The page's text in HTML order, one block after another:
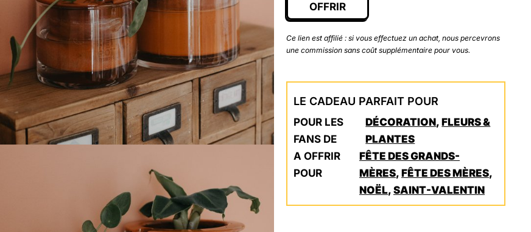
OFFRIR
Ce lien est affilié : si vous effectuez un achat, nous percevrons
une commission sans coût supplémentaire pour vous.
LE CADEAU PARFAIT POUR
POUR LES
FANS DE
DÉCORATION,FLEURS &
PLANTES
A OFFRIR
POUR
FÊTE DES GRANDS-
MÈRES, FÊTE DES MÈRES,
NOËL, SAINT-VALENTIN